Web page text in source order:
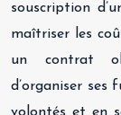
souscription
maîtriser les
un contrat
d’organiser ses